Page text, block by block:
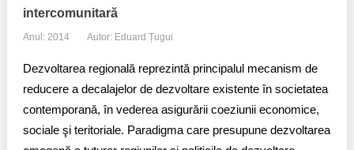
intercomunitară
Anul: 2014 Autor: Eduard Țugui
Dezvoltarea regională reprezintă principalul mecanism de
reducere a decalajelor de dezvoltare existente în societatea
contemporană, în vederea asigurării coeziunii economice,
sociale şi teritoriale. Paradigma care presupune dezvoltarea